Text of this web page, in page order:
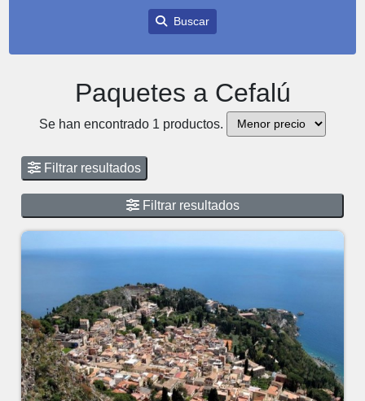
Buscar
Paquetes a Cefalú
Se han encontrado 1 productos.
Filtrar resultados
Filtrar resultados